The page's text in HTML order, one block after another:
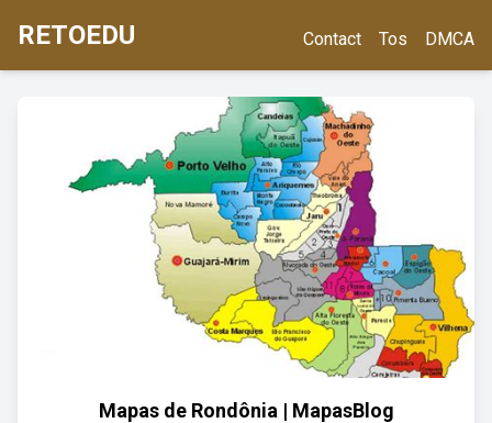
RETOEDU Contact Tos DMCA
Mapas de Rondônia | MapasBlog